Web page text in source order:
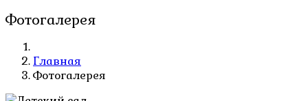
Фотогалерея
Главная
Фотогалерея